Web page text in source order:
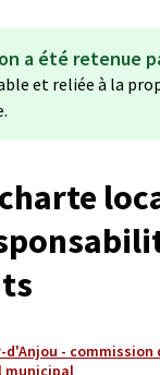
a été retenue
et reliée à la
- commission
municipal